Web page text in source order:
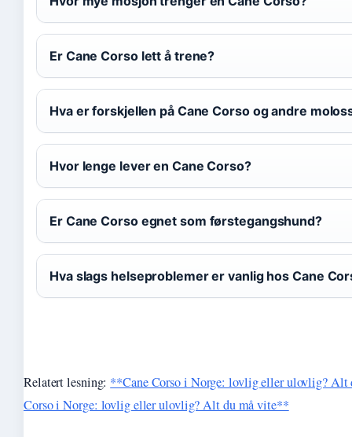
Er Cane Corso lett å trene?
Hva er forskjellen på Cane Corso og andre
Hvor lenge lever en Cane Corso?
Er Cane Corso egnet som førstegangshund?
Hva slags helseproblemer er vanlig hos Cane
Relatert lesning: **Cane Corso i Norge: lovlig eller ulovlig?
Corso i Norge: lovlig eller ulovlig? Alt du må vite**